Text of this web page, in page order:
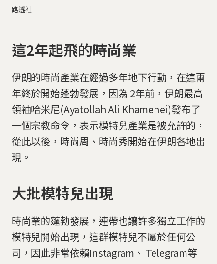
路透社
這2年起飛的時尚業
伊朗的時尚產業在經過多年地下行動，在這兩
年終於開始蓬勃發展，因為 2年前，伊朗最高
領袖哈米尼(Ayatollah Ali Khamenei)發布了
一個宗教命令，表示模特兒產業是被允許的，
從此以後，時尚周、時尚秀開始在伊朗各地出
現。
大批模特兒出現
時尚業的蓬勃發展，連帶也讓許多獨立工作的
模特兒開始出現，這群模特兒不屬於任何公
司，因此非常依賴Instagram、 Telegram等